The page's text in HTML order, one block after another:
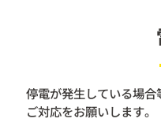
停電が発生している場合
ご対応をお願いします。